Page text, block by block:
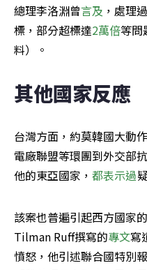
總理李洛淵曾言及 ，處理
標，部分超標達2萬倍等問
料）。
其他國家反應
台灣方面，約莫韓國大動
電廠聯盟等環團到外交部
他的東亞國家， 都表示過
該案也普遍引起西方國家
Tilman Ruff撰寫的專文寫
憤怒，他引述聯合國特別